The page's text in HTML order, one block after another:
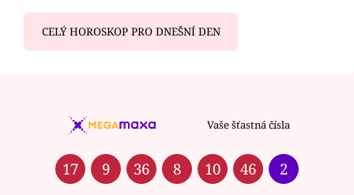
CELÝ HOROSKOP PRO DNEŠNÍ DEN
Vaše šťastná čísla
17 9 36 8 10 46 2